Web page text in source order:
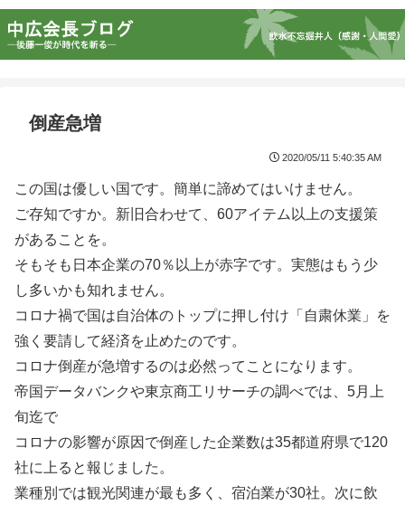
倒産急増
2020/05/11 5:40:35 AM
この国は優しい国です。簡単に諦めてはいけません。
ご存知ですか。新旧合わせて、60アイテム以上の支援策
があることを。
そもそも日本企業の70％以上が赤字です。実態はもう少
し多いかも知れません。
コロナ禍で国は自治体のトップに押し付け「自粛休業」を
強く要請して経済を止めたのです。
コロナ倒産が急増するのは必然ってことになります。
帝国データバンクや東京商工リサーチの調べでは、5月上
旬迄で
コロナの影響が原因で倒産した企業数は35都道府県で120
社に上ると報じました。
業種別では観光関連が最も多く、宿泊業が30社。次に飲